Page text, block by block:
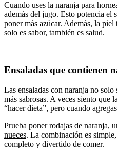
Cuando uses la naranja para
además del jugo. Esto potencia el
poner más azúcar. Además, la
solo es sabor, también es salud.
Ensaladas que contienen
Las ensaladas con naranja no
más sabrosas. A veces siento que
“hacer dieta”, pero cuando
Prueba ponerrodajas de naranja,
nueces. La combinación es
completo y divertido de comer.